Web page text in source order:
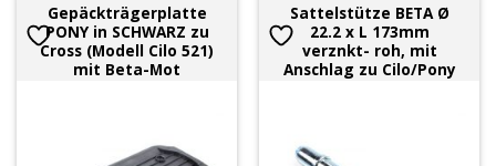
Gepäckträgerplatte
PONY in SCHWARZ zu
Cross (Modell Cilo 521)
mit Beta-Mot
Sattelstütze BETA Ø
22.2 x L 173mm
verznkt- roh, mit
Anschlag zu Cilo/Pony